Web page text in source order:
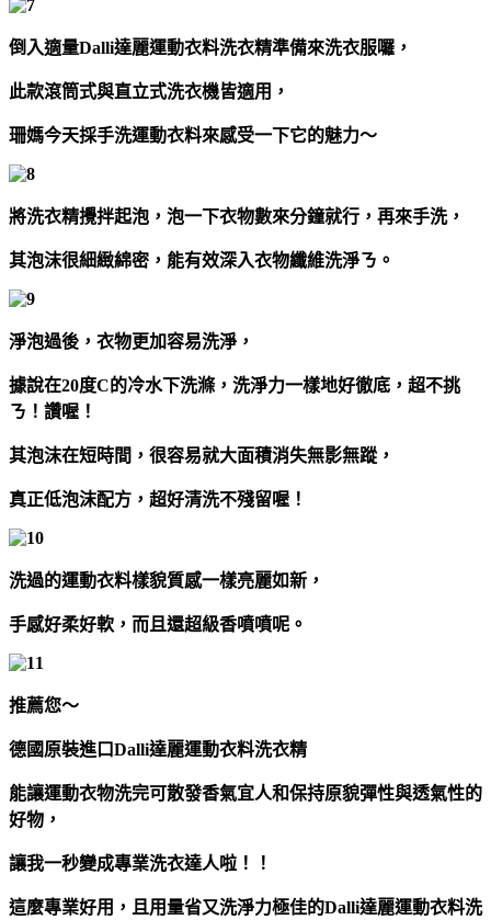
倒入適量Dalli達麗運動衣料洗衣精準備來洗衣服囉，
此款滾筒式與直立式洗衣機皆適用，
珊媽今天採手洗運動衣料來感受一下它的魅力～
將洗衣精攪拌起泡，泡一下衣物數來分鐘就行，再來手洗，
其泡沫很細緻綿密，能有效深入衣物纖維洗淨ㄋ。
淨泡過後，衣物更加容易洗淨，
據說在20度C的冷水下洗滌，洗淨力一樣地好徹底，超不挑
ㄋ！讚喔！
其泡沫在短時間，很容易就大面積消失無影無蹤，
真正低泡沫配方，超好清洗不殘留喔！
洗過的運動衣料樣貌質感一樣亮麗如新，
手感好柔好軟，而且還超級香噴噴呢。
推薦您～
德國原裝進口Dalli達麗運動衣料洗衣精
能讓運動衣物洗完可散發香氣宜人和保持原貌彈性與透氣性的
好物，
讓我一秒變成專業洗衣達人啦！！
這麼專業好用，且用量省又洗淨力極佳的Dalli達麗運動衣料洗